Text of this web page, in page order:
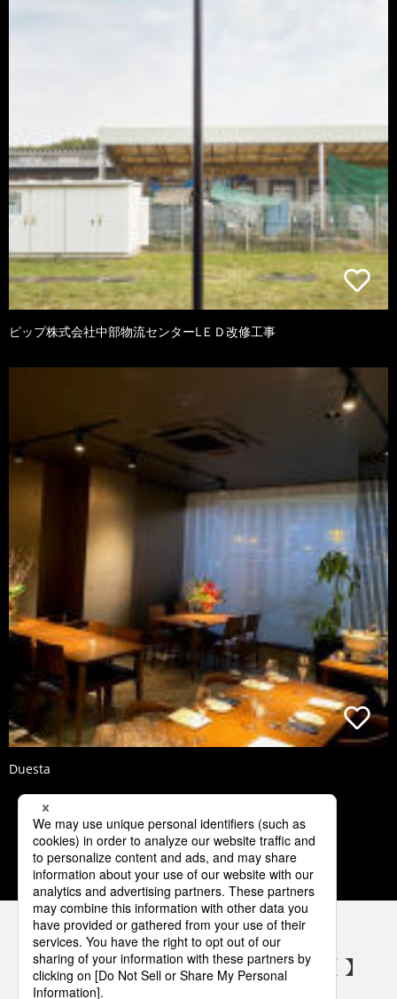
ピップ株式会社中部物流センターLＥＤ改修工事
Duesta
1 2 3 4 5
パナソニックの電気設備 SNSアカウント